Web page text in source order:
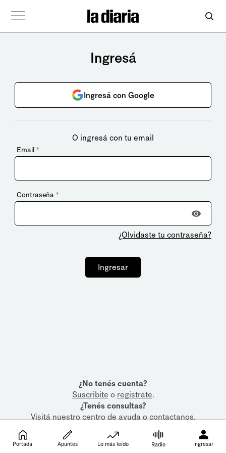
Ingresá
Ingresá con Google
O ingresá con tu email
Email *
Contraseña *
¿Olvidaste tu contraseña?
Ingresar
¿No tenés cuenta?
Suscribite o registrate.
¿Tenés consultas?
Visitá nuestrocentro de ayudaocontactanos.
Portada Apuntes Lo más leído Radio Ingresar